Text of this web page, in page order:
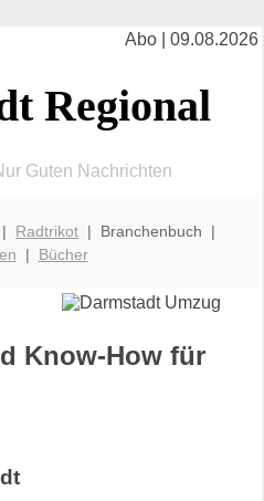
Abo | 09.08.2026
Regional
Guten Nachrichten
| Radtrikot | Branchenbuch |
| Bücher
Know-How für